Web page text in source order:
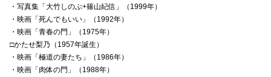
・写真集「大竹しのぶ+篠山紀信」（1999年）
・映画「死んでもいい」（1992年）
・映画「青春の門」（1975年）
□かたせ梨乃（1957年誕生）
・映画「極道の妻たち」（1986年）
・映画「肉体の門」（1988年）